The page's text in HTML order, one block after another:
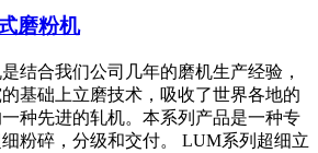
磨粉机
结合我们公司几年的磨机生产经验，
基础上立磨技术，吸收了世界各地的
种先进的轧机。本系列产品是一种专
粉碎，分级和交付。 LUM系列超细立